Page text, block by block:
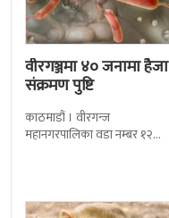
वीरगञ्जमा ४० जनामा हैजा
संक्रमण पुष्टि
काठमाडौं । वीरगन्ज
महानगरपालिका वडा नम्बर १२